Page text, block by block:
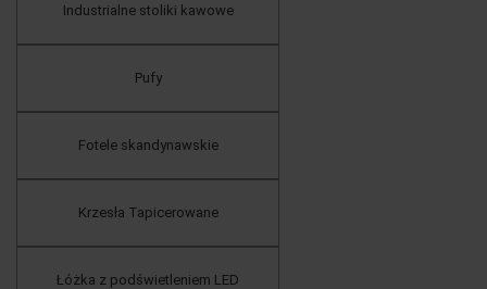
Industrialne stoliki kawowe
Pufy
Fotele skandynawskie
Krzesła Tapicerowane
Łóżka z podświetleniem LED